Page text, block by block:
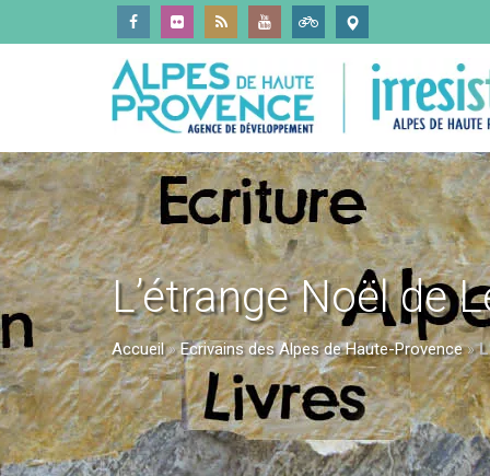
L’étrange Noël de
Accueil»Ecrivains des Alpes de Haute-Provence»